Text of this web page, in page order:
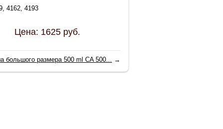
4162, 4193
Цена: 1625 руб.
большого размера 500 ml CA 500... →